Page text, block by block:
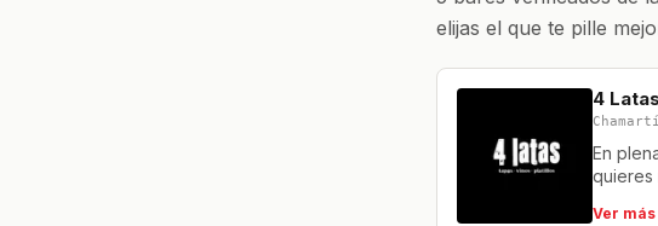
elijas el que te pille
4
En
quieres
Ver